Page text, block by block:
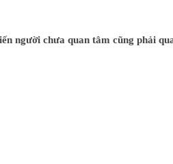
người chưa quan tâm cũng phải